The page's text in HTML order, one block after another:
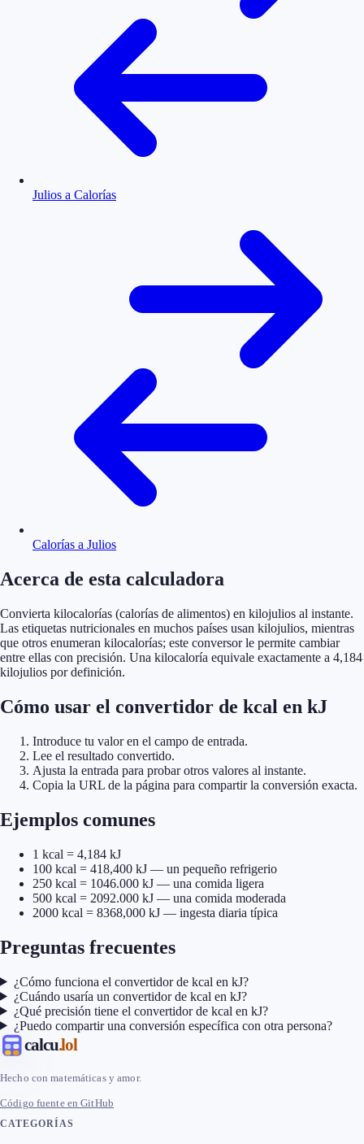
Julios a Calorías
Calorías a Julios
Acerca de esta calculadora
Convierta kilocalorías (calorías de alimentos) en kilojulios al instante.
Las etiquetas nutricionales en muchos países usan kilojulios, mientras
que otros enumeran kilocalorías; este conversor le permite cambiar
entre ellas con precisión. Una kilocaloría equivale exactamente a 4,184
kilojulios por definición.
Cómo usar el convertidor de kcal en kJ
Introduce tu valor en el campo de entrada.
Lee el resultado convertido.
Ajusta la entrada para probar otros valores al instante.
Copia la URL de la página para compartir la conversión exacta.
Ejemplos comunes
1 kcal = 4,184 kJ
100 kcal = 418,400 kJ — un pequeño refrigerio
250 kcal = 1046.000 kJ — una comida ligera
500 kcal = 2092.000 kJ — una comida moderada
2000 kcal = 8368,000 kJ — ingesta diaria típica
Preguntas frecuentes
¿Cómo funciona el convertidor de kcal en kJ?
¿Cuándo usaría un convertidor de kcal en kJ?
¿Qué precisión tiene el convertidor de kcal en kJ?
¿Puedo compartir una conversión específica con otra persona?
calcu.lol
Hecho con matemáticas y amor.
Código fuente en GitHub
CATEGORÍAS